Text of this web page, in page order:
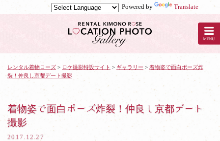
Powered by
Translate
ル
ー
レンタル着物ローズ > ロケ撮影特設サイト > ギャラリー > 着物姿で面白ポーズ炸
裂！仲良し京都デート撮影
着物姿で面白ポーズ炸裂！仲良し京都デート
撮影
2017.12.27